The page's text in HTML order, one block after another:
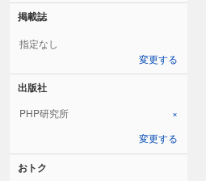
掲載誌
指定なし
変更する
出版社
PHP研究所 ×
変更する
おトク